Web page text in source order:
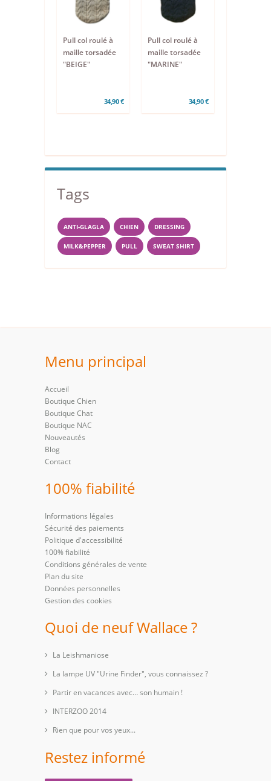
Pull col roulé à
maille torsadée
"BEIGE"
34,90 €
Pull col roulé à
maille torsadée
"MARINE"
34,90 €
Tags
ANTI-GLAGLA CHIEN DRESSING
MILK&PEPPER PULL SWEAT SHIRT
Menu principal
Accueil
Boutique Chien
Boutique Chat
Boutique NAC
Nouveautés
Blog
Contact
100% fiabilité
Informations légales
Sécurité des paiements
Politique d'accessibilité
100% fiabilité
Conditions générales de vente
Plan du site
Données personnelles
Gestion des cookies
Quoi de neuf Wallace ?
La Leishmaniose
La lampe UV "Urine Finder", vous connaissez ?
Partir en vacances avec… son humain !
INTERZOO 2014
Rien que pour vos yeux...
Restez informé